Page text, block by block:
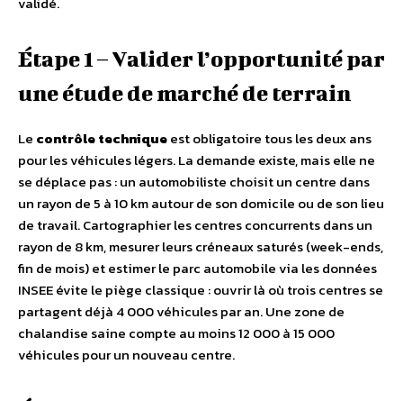
Étape 1 – Valider l’opportunité par
une étude de marché de terrain
Le contrôle techniqueest obligatoire tous les deux ans
pour les véhicules légers. La demande existe, mais elle ne
se déplace pas : un automobiliste choisit un centre dans
un rayon de 5 à 10 km autour de son domicile ou de son lieu
de travail. Cartographier les centres concurrents dans un
rayon de 8 km, mesurer leurs créneaux saturés (week-ends,
fin de mois) et estimer le parc automobile via les données
INSEE évite le piège classique : ouvrir là où trois centres se
partagent déjà 4 000 véhicules par an. Une zone de
chalandise saine compte au moins 12 000 à 15 000
véhicules pour un nouveau centre.